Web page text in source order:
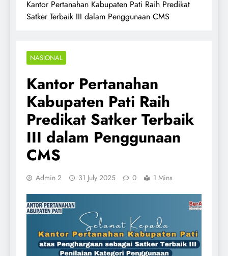
Kantor Pertanahan Kabupaten Pati Raih Predikat
Satker Terbaik III dalam Penggunaan CMS
NASIONAL
Kantor Pertanahan
Kabupaten Pati Raih
Predikat Satker Terbaik
III dalam Penggunaan
CMS
Admin 2 31 July 2025 0 1 Mins